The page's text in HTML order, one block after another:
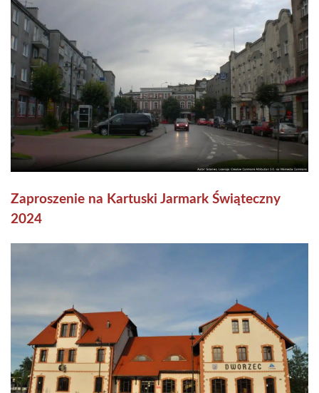
Zaproszenie na Kartuski Jarmark Świąteczny
2024